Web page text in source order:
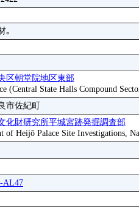
｡
区朝堂院地区東部
(Central State Halls Compound
市佐紀町
化財研究所平城宮跡発掘調査部
of Heijō Palace Site Investigations,
AL47